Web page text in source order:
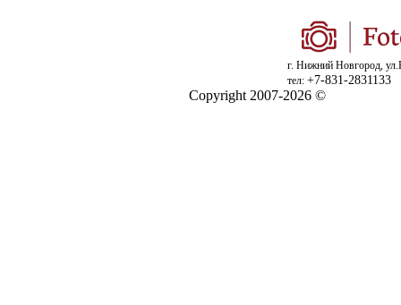
г. Нижний Новгород,
тел: +7-831-2831133
Copyright 2007-2026 ©